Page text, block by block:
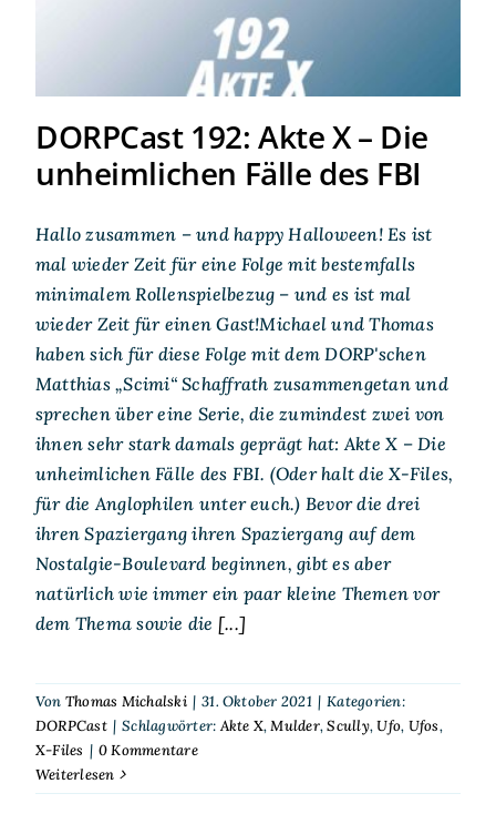
DORPCast 192: Akte X – Die
unheimlichen Fälle des FBI
Hallo zusammen – und happy Halloween! Es ist
mal wieder Zeit für eine Folge mit bestemfalls
minimalem Rollenspielbezug – und es ist mal
wieder Zeit für einen Gast!Michael und Thomas
haben sich für diese Folge mit dem DORP'schen
Matthias „Scimi“ Schaffrath zusammengetan und
sprechen über eine Serie, die zumindest zwei von
ihnen sehr stark damals geprägt hat: Akte X – Die
unheimlichen Fälle des FBI. (Oder halt die X-Files,
für die Anglophilen unter euch.) Bevor die drei
ihren Spaziergang ihren Spaziergang auf dem
Nostalgie-Boulevard beginnen, gibt es aber
natürlich wie immer ein paar kleine Themen vor
dem Thema sowie die [...]
Von Thomas Michalski | 31. Oktober 2021 | Kategorien:
DORPCast | Schlagwörter:Akte X,Mulder,Scully,Ufo, Ufos,
X-Files | 0 Kommentare
Weiterlesen